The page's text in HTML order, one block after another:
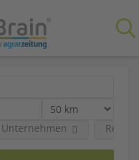
Unternehmen Region